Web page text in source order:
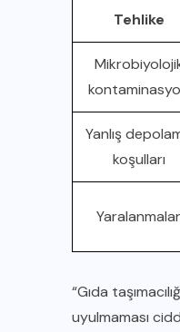
Tehlike
Yanlış
koşulları
Yaralanmalar
“Gıda
uyulmaması